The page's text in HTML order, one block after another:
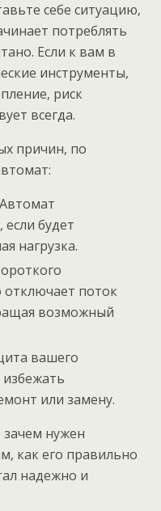
себе ситуацию,
потреблять
Если к вам в
инструменты,
риск
всегда.
причин, по
Автомат
будет
нагрузка.
поток
возможный
вашего
или замену.
нужен
как его правильно
надежно и